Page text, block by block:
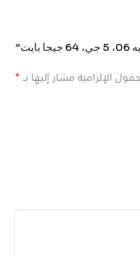
الإلزامية مشار إليها بـ*